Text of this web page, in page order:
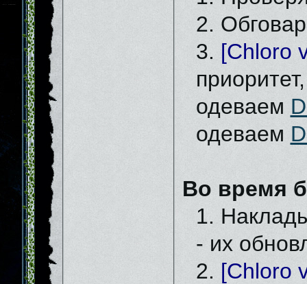
2.
3. [Chloro
одеваем
одеваем
Во время
1.
- их
2. [Chloro